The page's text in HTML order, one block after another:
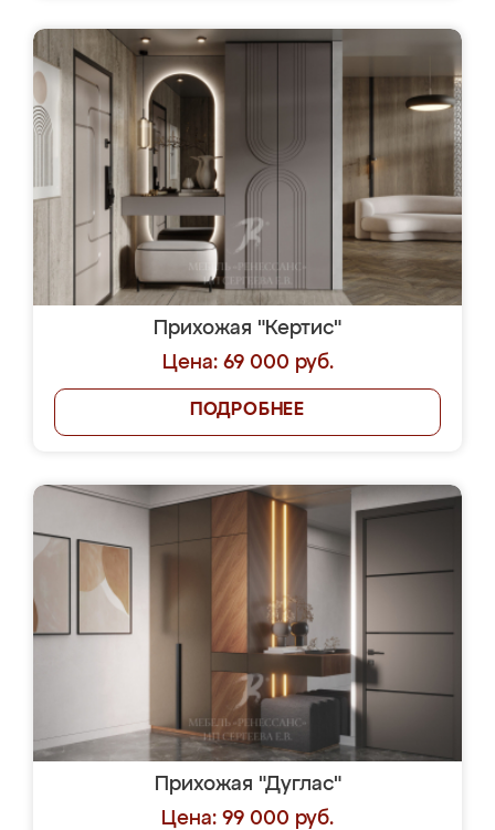
Прихожая "Кертис"
Цена: 69 000 руб.
ПОДРОБНЕЕ
Прихожая "Дуглас"
Цена: 99 000 руб.